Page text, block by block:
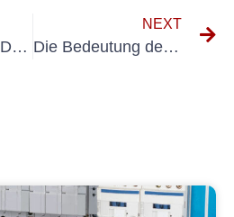
Verständnis der DGUV V3-Vorschriften für Ex-Bereiche
NEXT
Die Bedeutung der DGUV V3-Prüfung für Messgeräte: Ein umfassender Leitfaden